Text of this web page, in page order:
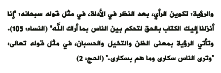
والرؤية: تكوين الرأي، بعد النظر في الأدلة، في مثل قوله سبحانه: “إنا
أنزلنا إليك الكتاب بالحق لتحكم بين الناس بما أراك الله” (النساء: 105).
وتأتي الرؤية بمعنى الظن والتخيل والحسبان، في مثل قوله تعالى:
“وترى الناس سكارى وما هم بسكارى.” (الحج: 2)